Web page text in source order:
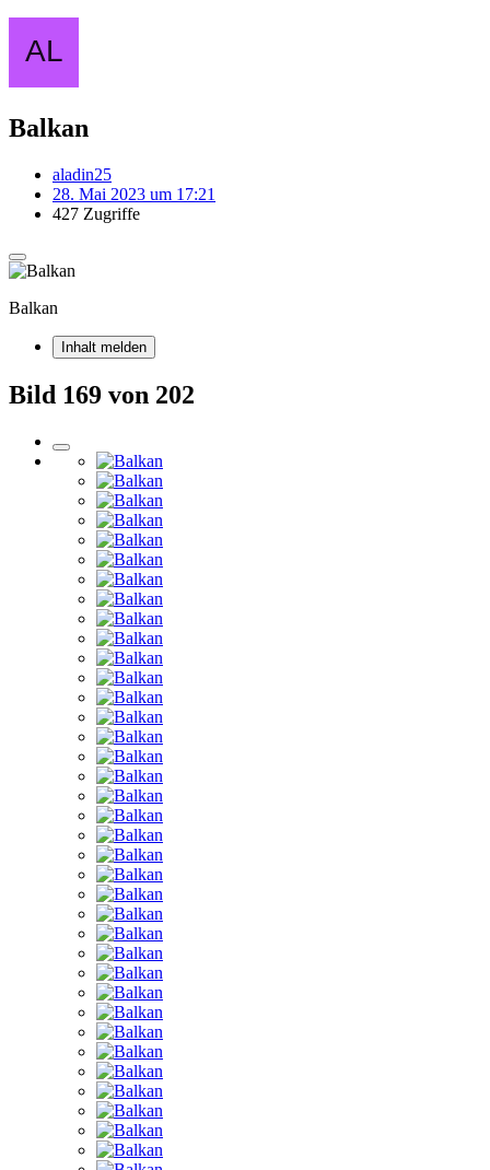
Balkan
aladin25
28. Mai 2023 um 17:21
427 Zugriffe
Balkan
Inhalt melden
Bild 169 von 202